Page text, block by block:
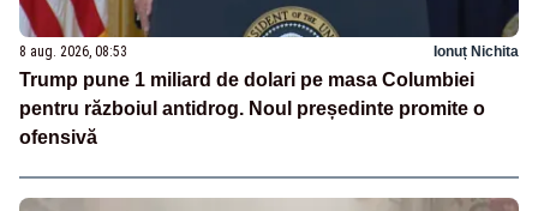
8 aug. 2026, 08:53 Ionuț Nichita
Trump pune 1 miliard de dolari pe masa Columbiei
pentru războiul antidrog. Noul președinte promite o
ofensivă